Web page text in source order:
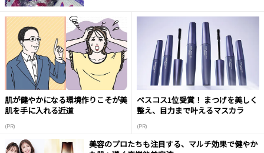
肌が健やかになる環境作りこそが美
肌を手に入れる近道
(PR)
ベスコス1位受賞！ まつげを美しく
整え、目力まで叶えるマスカラ
(PR)
美容のプロたちも注目する、マルチ効果で健やか